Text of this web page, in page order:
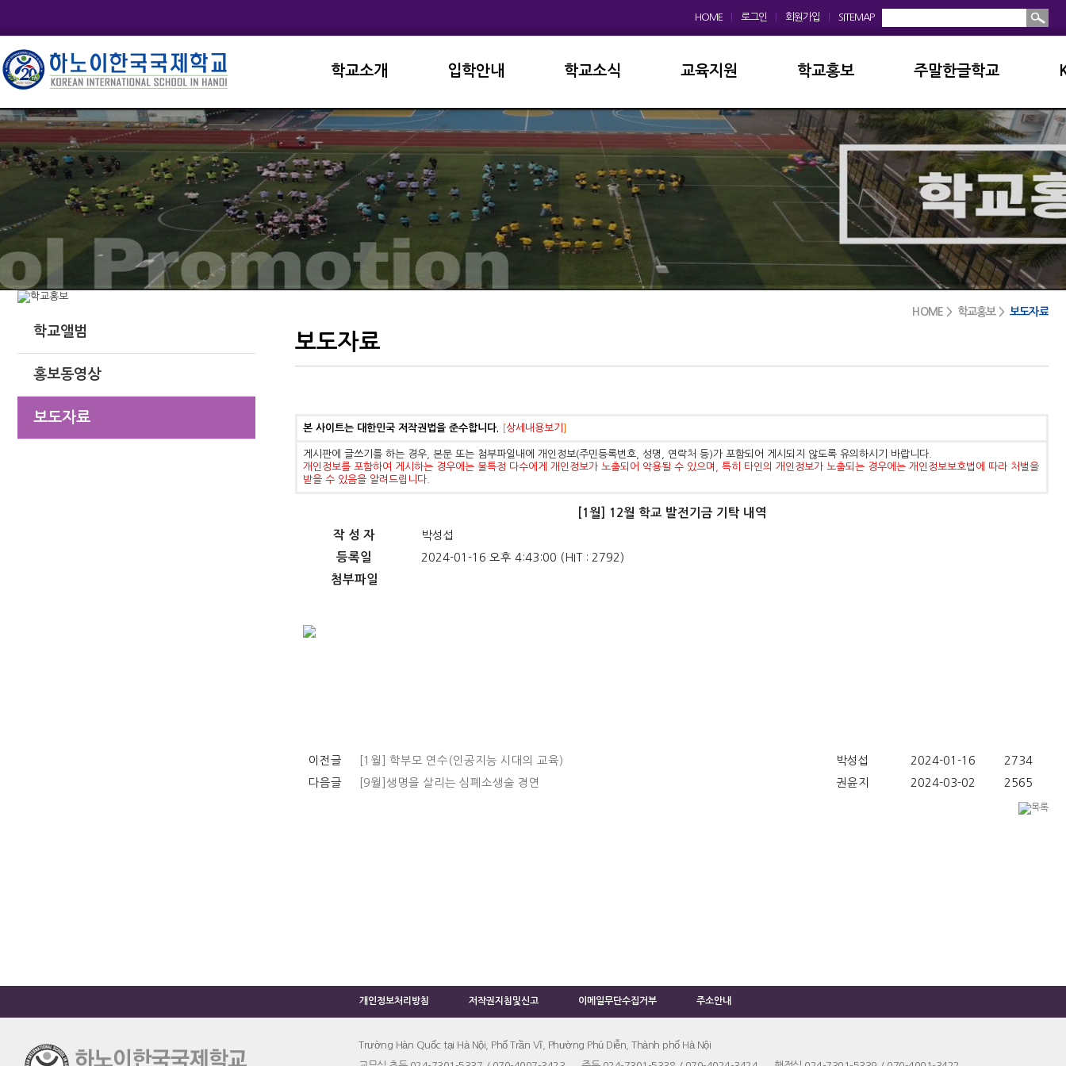
HOME 로그인 회원가입 SITEMAP
학교소개
교직원인사
학교상징
학교연혁
학교교육목표
학교현황
입학안내
중고등학교
학교소식
공지사항
학사일정
교육과정
가정통신문
방과후학교
외국어자료실
교육지원
이사회
학교운영위원회
학부모회
학교발전기금
학교홍보
학교앨범
홍보동영상
보도자료
디지털선도학교
주말한글학교
소개및현황
공지사항
입학안내
학교앨범
서식자료실
학교앨범
홍보동영상
보도자료
HOME > 학교홍보 > 보도자료
보도자료
본 사이트는 대한민국 저작권법을 준수합니다. [상세내용보기 ]
게시판에 글쓰기를 하는 경우, 본문 또는 첨부파일내에 개인정보(주민등록번호, 성명, 연락처 등)가 포함되어 게시되지 않도록 유의하시기 바랍니다.
개인정보를 포함하여 게시하는 경우에는 불특정 다수에게 개인정보가 노출되어 악용될 수 있으며, 특히 타인의 개인정보가 노출되는 경우에는 개인정보보호법에 따라 처벌을
받을 수 있음을 알려드립니다.
[1월] 12월 학교 발전기금 기탁 내역
작 성 자
박성섭
등록일 2024-01-16 오후 4:43:00 (HIT : 2792)
첨부파일
이전글 [1월] 학부모 연수(인공지능 시대의 교육) 박성섭 2024-01-16
2734
다음글
[9월]생명을 살리는 심폐소생술 경연 권윤지 2024-03-02 2565
개인정보처리방침 저작권지침및신고 이메일무단수집거부 주소안내
Trường Hàn Quốc tại Hà Nội, Phố Trần Vĩ, Phường Phú Diễn, Thành phố Hà Nội